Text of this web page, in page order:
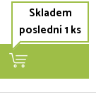
Skladem
poslední 1 ks